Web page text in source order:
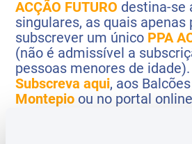
ACÇÃO FUTURO destina-se
singulares, as quais apenas
subscrever um único PPA
(não é admissível a
pessoas menores de idade).
Subscreva aqui, aos
Montepio ou no portal online